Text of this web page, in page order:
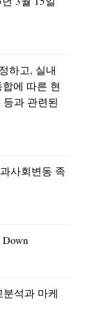
하고, 실내
에 따른 현
과 관련된
사회변동 족
석과 마케